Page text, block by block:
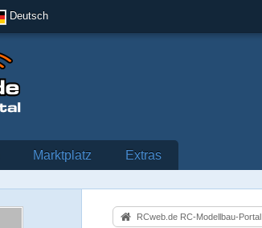
Deutsch
Marktplatz Extras
RCweb.de RC-Modellbau-Portal